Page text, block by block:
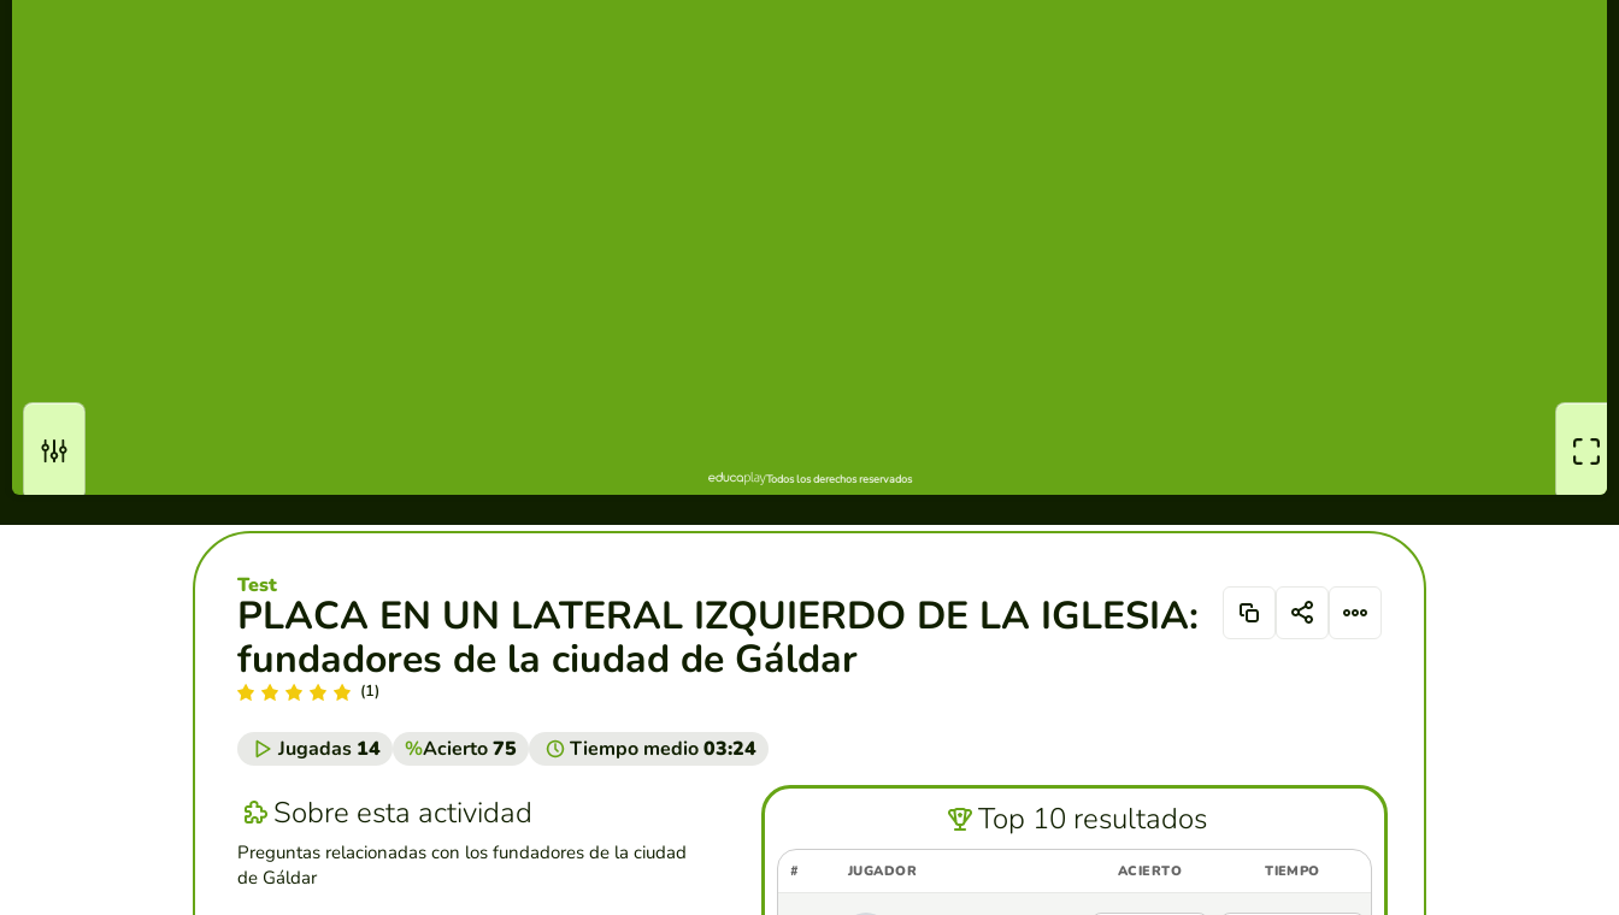
PLACA EN UN LATERAL IZQUIERDO DE LA IGLESIA:
fundadores de la ciudad de Gáldar
Test
(1)
Jugadas 14 %Acierto75 Tiempo medio03:24
Sobre esta actividad
Preguntas relacionadas con los fundadores de la ciudad
de Gáldar
Top 10 resultados
# JUGADOR ACIERTO TIEMPO